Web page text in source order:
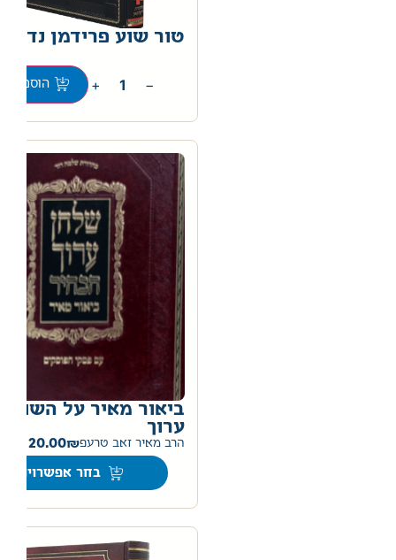
טור שוע פרידמן נדה
−
+ הוספה
ביאור מאיר על
ערוך
הרב מאיר זאב טרעפ 20.00
בחר אפשרויות